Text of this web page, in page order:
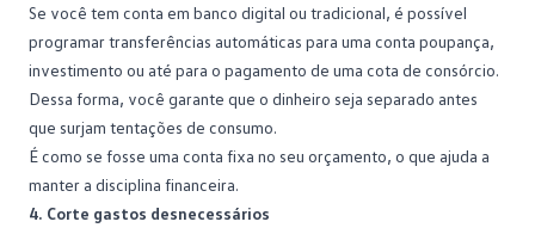
Se você tem conta em banco digital ou tradicional, é possível
programar transferências automáticas para uma conta poupança,
investimento ou até para o pagamento de uma cota de consórcio.
Dessa forma, você garante que o dinheiro seja separado antes
que surjam tentações de consumo.
É como se fosse uma conta fixa no seu orçamento, o que ajuda a
manter a disciplina financeira.
4. Corte gastos desnecessários